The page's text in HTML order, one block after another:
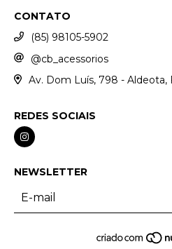
CONTATO
(85) 98105-5902
@cb_acessorios
Av. Dom Luís, 798 - Aldeota,
REDES SOCIAIS
NEWSLETTER